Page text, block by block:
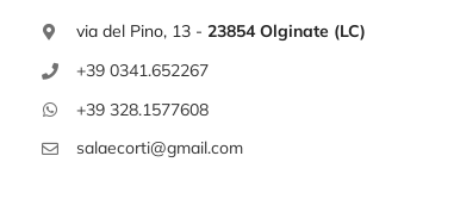
via del Pino, 13 - 23854 Olginate (LC)
+39 0341.652267
+39 328.1577608
salaecorti@gmail.com